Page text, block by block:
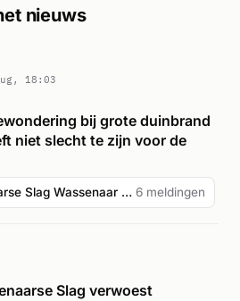
van het
beschreven in de meldingen.
nieuws
18:03
bij grote duinbrand
niet slecht te zijn voor de
Duinbrand Wassenaarse Slag Wassenaar onder controle 6 meldingen
Slag verwoest